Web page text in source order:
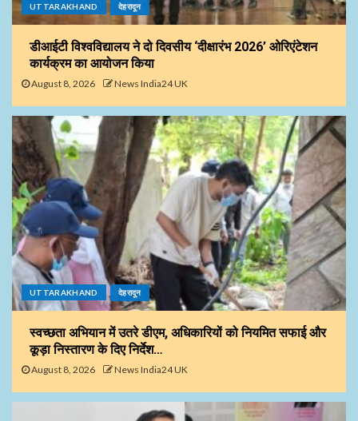
UTTARAKHAND देहरादून
डीआईटी विश्वविद्यालय ने दो दिवसीय ‘दीक्षारंभ 2026’ ओरिएंटेशन
कार्यक्रम का आयोजन किया
August 8, 2026 News India24 UK
UTTARAKHAND देहरादून
स्वच्छता अभियान में उतरे डीएम, अधिकारियों को नियमित सफाई और
कूड़ा निस्तारण के दिए निर्देश…
August 8, 2026 News India24 UK